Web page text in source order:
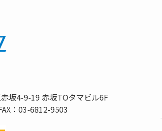
坂4-9-19 赤坂TOタマビル6F
：03-6812-9503